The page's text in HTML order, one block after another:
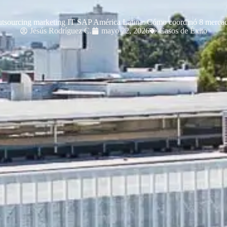
marketing IT SAP América Latina: Cómo coordinó 8
Jesús Rodríguez C.
mayo 22, 2026 Casos de Éxito